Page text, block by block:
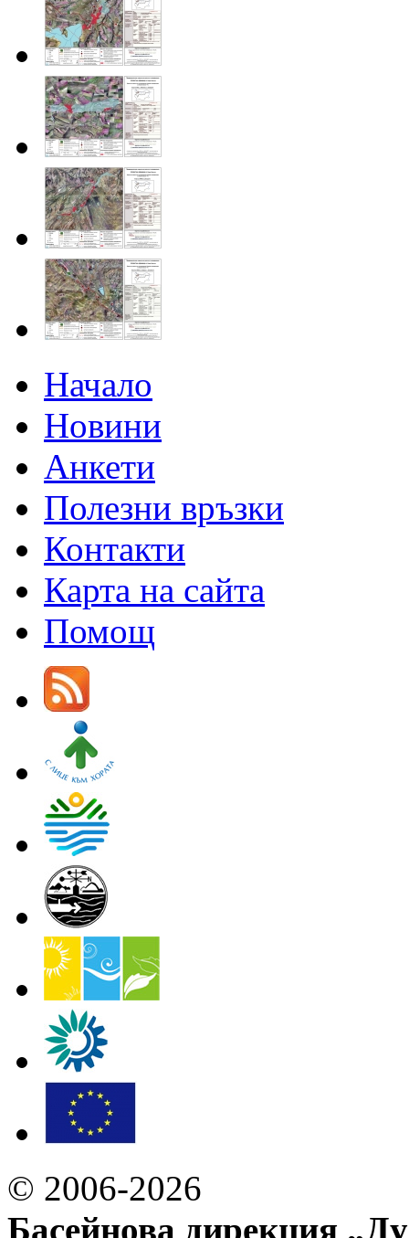
Начало
Новини
Анкети
Полезни връзки
Контакти
Карта на сайта
Помощ
© 2006-2026
Басейнова дирекция